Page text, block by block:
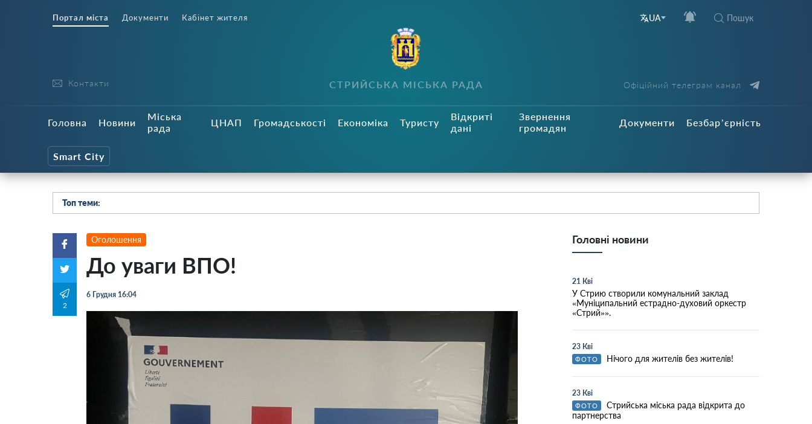
Портал міста Документи Кабінет жителя UA Пошук
Контакти СТРИЙСЬКА МІСЬКА РАДА Офіційний телеграм канал
Головна Новини
Міська
рада
ЦНАП Громадськості Економіка Туристу
Відкриті
дані
Звернення
громадян
Документи Безбар’єрність
Smart City
Топ теми:
2
Оголошення
До уваги ВПО!
6 Грудня 16:04
Головні новини
21 Кві
У Стрию створили комунальний заклад
«Муніципальний естрадно-духовий оркестр
«Стрий»».
23 Кві
ФОТО Нічого для жителів без жителів!
23 Кві
ФОТО
Стрийська міська рада відкрита до
партнерства